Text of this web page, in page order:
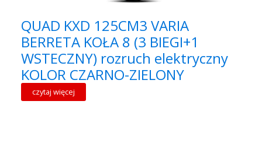
QUAD KXD 125CM3 VARIA
BERRETA KOŁA 8 (3 BIEGI+1
WSTECZNY) rozruch elektryczny
KOLOR CZARNO-ZIELONY
czytaj więcej